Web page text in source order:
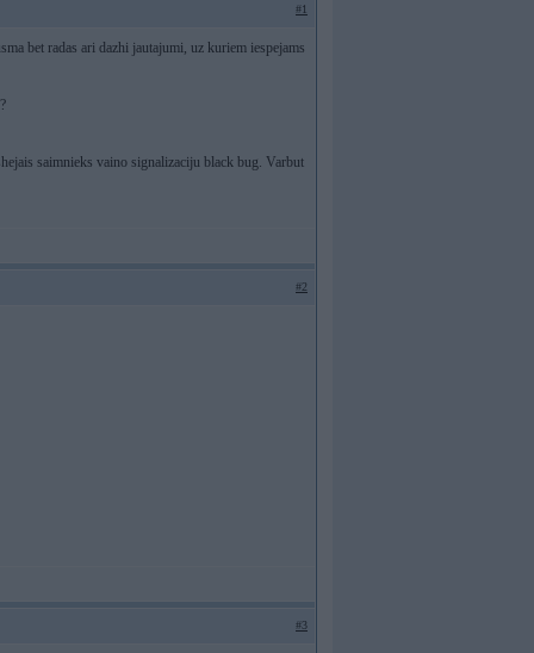
#1
bet radas ari dazhi jautajumi, uz kuriem iespejams
saimnieks vaino signalizaciju black bug. Varbut
#2
#3